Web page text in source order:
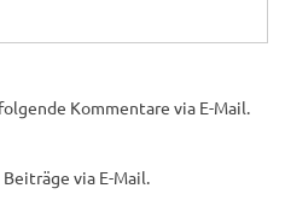
Kommentare via E-Mail.
via E-Mail.